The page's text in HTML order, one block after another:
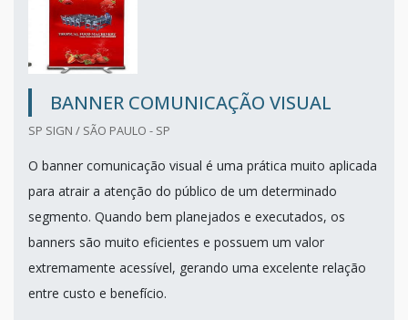
BANNER COMUNICAÇÃO VISUAL
SP SIGN / SÃO PAULO - SP
O banner comunicação visual é uma prática muito aplicada
para atrair a atenção do público de um determinado
segmento. Quando bem planejados e executados, os
banners são muito eficientes e possuem um valor
extremamente acessível, gerando uma excelente relação
entre custo e benefício.